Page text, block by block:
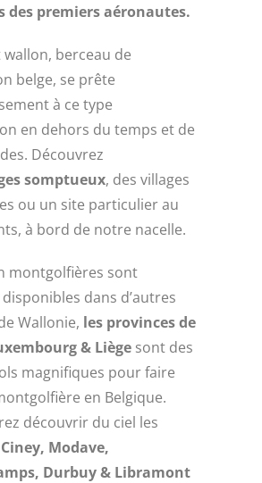
des premiers aéronautes.
wallon, berceau de
belge, se prête
à ce type
en dehors du temps et de
Découvrez
somptueux, des villages
ou un site particulier au
à bord de notre nacelle.
montgolfières sont
dans d’autres
Wallonie, les provinces de
& Liège sont des
magnifiques pour faire
en Belgique.
découvrir du ciel les
Ciney, Modave,
Durbuy & Libramont